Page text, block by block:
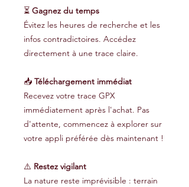
⏳ Gagnez du temps
Évitez les heures de recherche et les
infos contradictoires. Accédez
directement à une trace claire.
📥 Téléchargement immédiat
Recevez votre trace GPX
immédiatement après l'achat. Pas
d'attente, commencez à explorer sur
votre appli préférée dès maintenant !
⚠️ Restez vigilant
La nature reste imprévisible : terrain